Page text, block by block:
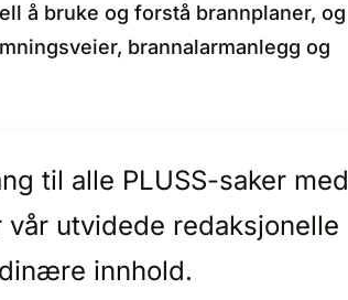
å bruke og forstå brannplaner, og
brannalarmanlegg og
til alle PLUSS-saker med
utvidede redaksjonelle
innhold.